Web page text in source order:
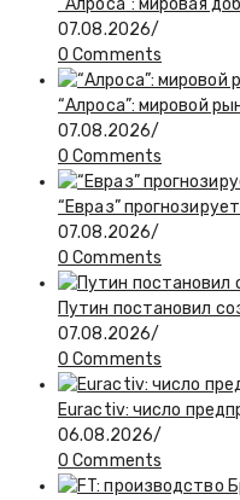
“Алроса”: мировая
07.08.2026/
0 Comments
“Алроса”: мировой
07.08.2026/
0 Comments
“Евраз”
07.08.2026/
0 Comments
Путин постановил
07.08.2026/
0 Comments
Euractiv: число
06.08.2026/
0 Comments